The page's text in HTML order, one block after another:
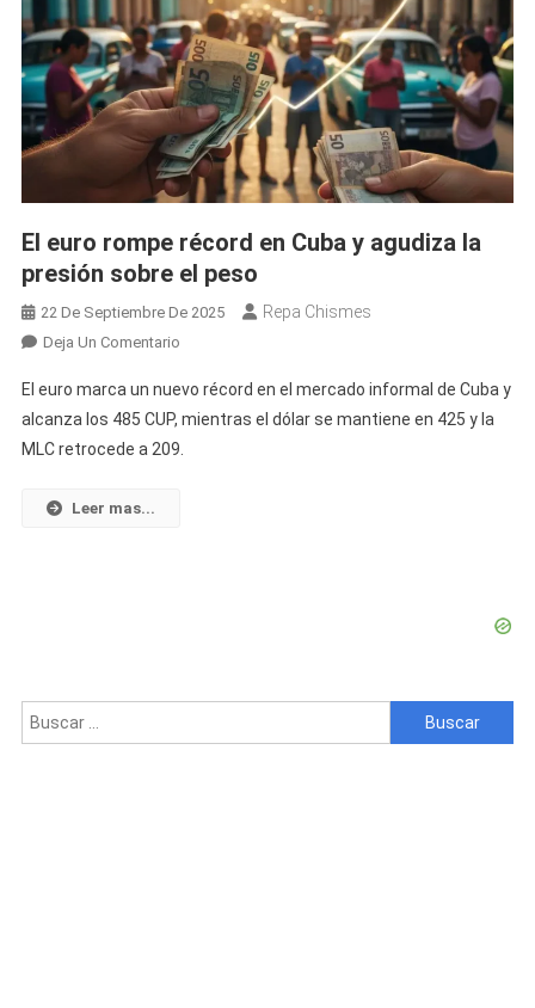
El euro rompe récord en Cuba y agudiza la
presión sobre el peso
22 De Septiembre De 2025 Repa Chismes
Deja Un ComentarioEn
Euro
Rompe
Récord
Peso
El euro marca un nuevo récord en el mercado informal de Cuba y
alcanza los 485 CUP, mientras el dólar se mantiene en 425 y la
MLC retrocede a 209.
Leer mas...
Buscar: